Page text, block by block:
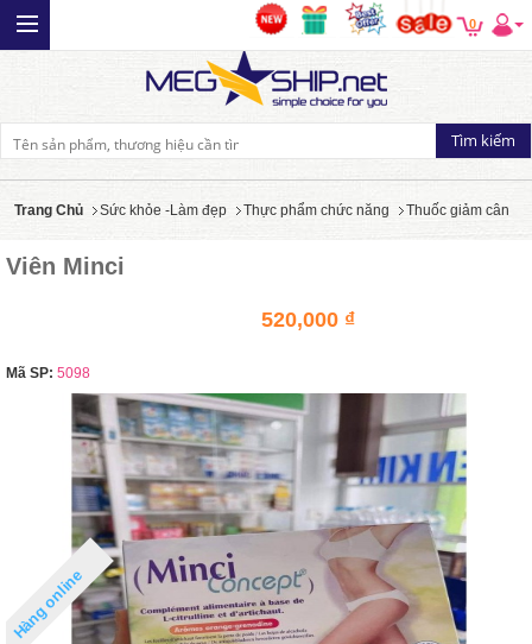
0
Trang Chủ Sức khỏe -Làm đẹp Thực phẩm chức năng Thuốc giảm cân
Viên Minci
520,000 ₫
Mã SP: 5098
Hàng online